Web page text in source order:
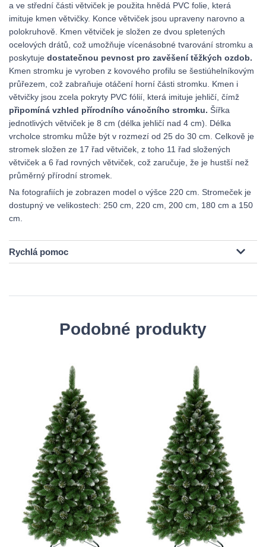
a ve střední části větviček je použita hnědá PVC folie, která
imituje kmen větvičky. Konce větviček jsou upraveny narovno a
polokruhově. Kmen větviček je složen ze dvou spletených
ocelových drátů, což umožňuje vícenásobné tvarování stromku a
poskytuje dostatečnou pevnost pro zavěšení těžkých ozdob.
Kmen stromku je vyroben z kovového profilu se šestiúhelníkovým
průřezem, což zabraňuje otáčení horní části stromku. Kmen i
větvičky jsou zcela pokryty PVC fólií, která imituje jehličí, čímž
připomíná vzhled přírodního vánočního stromku. Šířka
jednotlivých větviček je 8 cm (délka jehličí nad 4 cm). Délka
vrcholce stromku může být v rozmezí od 25 do 30 cm. Celkově je
stromek složen ze 17 řad větviček, z toho 11 řad složených
větviček a 6 řad rovných větviček, což zaručuje, že je hustší než
průměrný přírodní stromek.
Na fotografiích je zobrazen model o výšce 220 cm. Stromeček je
dostupný ve velikostech: 250 cm, 220 cm, 200 cm, 180 cm a 150
cm.
Rychlá pomoc
Podobné produkty